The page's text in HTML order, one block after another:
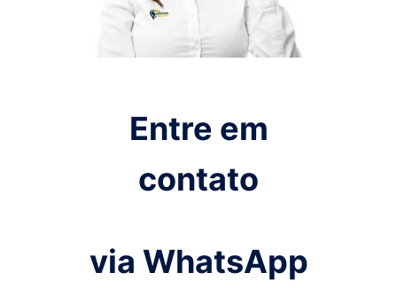
Entre em
contato
via WhatsApp